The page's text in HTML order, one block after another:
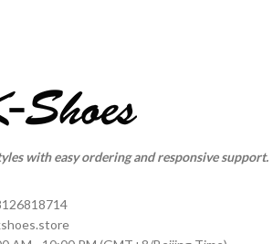
with easy ordering and responsive support.